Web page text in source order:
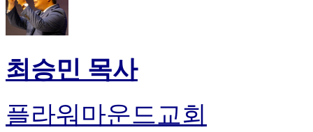
최승민 목사
플라워마운드교회